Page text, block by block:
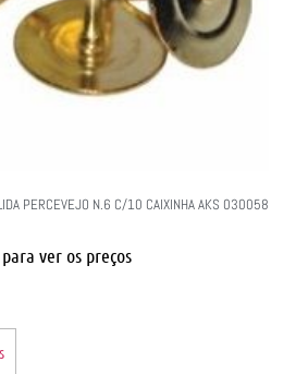
PERCEVEJO N.6 C/10 CAIXINHA AKS 030058
ver os preços